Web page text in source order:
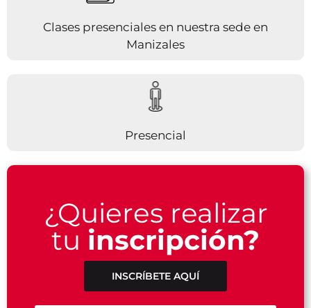
Clases presenciales en nuestra sede en
Manizales
Presencial
¿Quieres realizar
tu inscripción?
INSCRÍBETE AQUÍ